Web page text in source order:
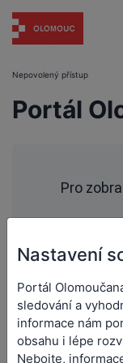
Nepovolený přístup
Portál
Pro
Výhody,
Nastavení
Portál
sledování a
informace nám
obsahu i lépe
Nebojte,